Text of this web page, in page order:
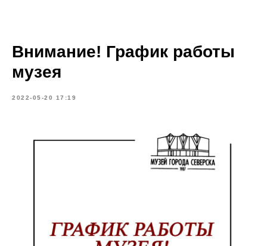
Внимание! График работы
музея
2022-05-20 17:19